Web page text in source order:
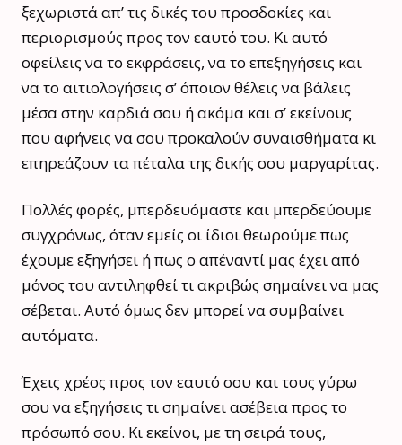
ξεχωριστά απ’ τις δικές του προσδοκίες και
περιορισμούς προς τον εαυτό του. Κι αυτό
οφείλεις να το εκφράσεις, να το επεξηγήσεις και
να το αιτιολογήσεις σ’ όποιον θέλεις να βάλεις
μέσα στην καρδιά σου ή ακόμα και σ’ εκείνους
που αφήνεις να σου προκαλούν συναισθήματα κι
επηρεάζουν τα πέταλα της δικής σου μαργαρίτας.
Πολλές φορές, μπερδευόμαστε και μπερδεύουμε
συγχρόνως, όταν εμείς οι ίδιοι θεωρούμε πως
έχουμε εξηγήσει ή πως ο απέναντί μας έχει από
μόνος του αντιληφθεί τι ακριβώς σημαίνει να μας
σέβεται. Αυτό όμως δεν μπορεί να συμβαίνει
αυτόματα.
Έχεις χρέος προς τον εαυτό σου και τους γύρω
σου να εξηγήσεις τι σημαίνει ασέβεια προς το
πρόσωπό σου. Κι εκείνοι, με τη σειρά τους,